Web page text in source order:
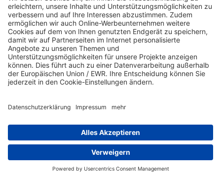
Wichernplakette 2023:
Komm mit e.V.